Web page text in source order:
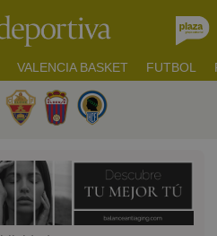
VALENCIA BASKET FUTBOL